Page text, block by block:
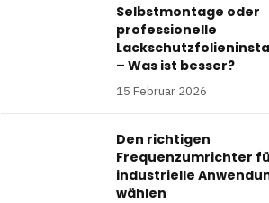
Selbstmontage oder
professionelle
– Was ist besser?
15 Februar 2026
Den richtigen
Frequenzumrichter
industrielle
wählen